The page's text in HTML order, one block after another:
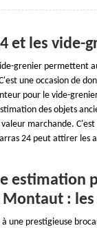
et les vide-
grenier permettent
une occasion de
pour le vide-
des objets
marchande.
24 peut attirer les
estimation
:
une prestigieuse